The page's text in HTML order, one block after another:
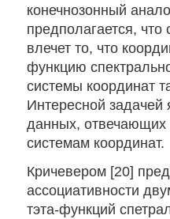
конечнозонный
предполагается, что
влечет то, что
функцию
системы координат
Интересной задачей
данных, отвечающих
системам координат.
Кричевером [20]
ассоциативности
тэта-функций